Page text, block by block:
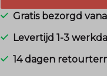
Gratis bezorgd
Levertijd 1-3
14 dagen